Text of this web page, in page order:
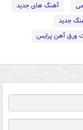
آهنگ های جدید
جدید
ورق آهن پرایس